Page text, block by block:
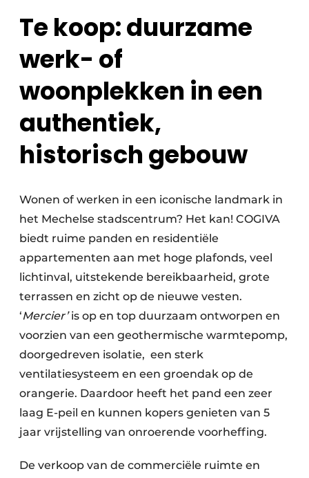
Te koop: duurzame
werk- of
woonplekken in een
authentiek,
historisch gebouw
Wonen of werken in een iconische landmark in
het Mechelse stadscentrum? Het kan! COGIVA
biedt ruime panden en residentiële
appartementen aan met hoge plafonds, veel
lichtinval, uitstekende bereikbaarheid, grote
terrassen en zicht op de nieuwe vesten.
‘Mercier’is op en top duurzaam ontworpen en
voorzien van een geothermische warmtepomp,
doorgedreven isolatie, ​ een sterk
ventilatiesysteem en een groendak op de
orangerie. Daardoor heeft het pand een zeer
laag E-peil en kunnen kopers genieten van 5
jaar vrijstelling van onroerende voorheffing.
De verkoop van de commerciële ruimte en